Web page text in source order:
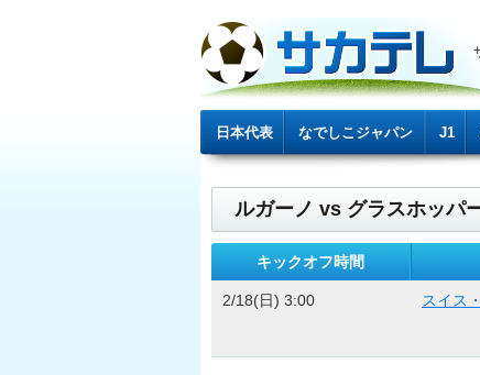
日本代表 なでしこジャパン J1
ルガーノ vs グラスホッパ
キックオフ時間
2/18(日) 3:00 スイス